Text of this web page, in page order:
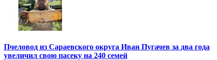
Пчеловод из Сараевского округа Иван Пугачев за два года
увеличил свою пасеку на 240 семей